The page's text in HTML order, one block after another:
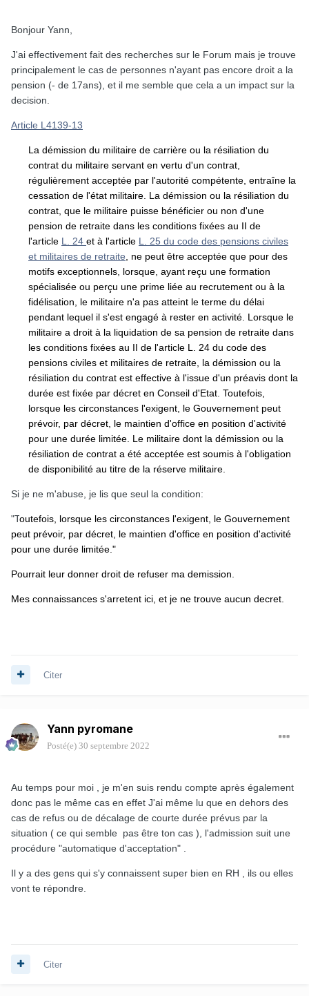
Bonjour Yann,
J'ai effectivement fait des recherches sur le Forum mais je trouve
principalement le cas de personnes n'ayant pas encore droit a la
pension (- de 17ans), et il me semble que cela a un impact sur la
decision.
Article L4139-13
La démission du militaire de carrière ou la résiliation du
contrat du militaire servant en vertu d'un contrat,
régulièrement acceptée par l'autorité compétente, entraîne la
cessation de l'état militaire. La démission ou la résiliation du
contrat, que le militaire puisse bénéficier ou non d'une
pension de retraite dans les conditions fixées au II de
l'article L. 24 et à l'article L. 25 du code des pensions civiles
et militaires de retraite , ne peut être acceptée que pour des
motifs exceptionnels, lorsque, ayant reçu une formation
spécialisée ou perçu une prime liée au recrutement ou à la
fidélisation, le militaire n'a pas atteint le terme du délai
pendant lequel il s'est engagé à rester en activité. Lorsque le
militaire a droit à la liquidation de sa pension de retraite dans
les conditions fixées au II de l'article L. 24 du code des
pensions civiles et militaires de retraite, la démission ou la
résiliation du contrat est effective à l'issue d'un préavis dont la
durée est fixée par décret en Conseil d'Etat. Toutefois,
lorsque les circonstances l'exigent, le Gouvernement peut
prévoir, par décret, le maintien d'office en position d'activité
pour une durée limitée. Le militaire dont la démission ou la
résiliation de contrat a été acceptée est soumis à l'obligation
de disponibilité au titre de la réserve militaire.
Si je ne m'abuse, je lis que seul la condition:
"Toutefois, lorsque les circonstances l'exigent, le Gouvernement
peut prévoir, par décret, le maintien d'office en position d'activité
pour une durée limitée."
Pourrait leur donner droit de refuser ma demission.
Mes connaissances s'arretent ici, et je ne trouve aucun decret.
Citer
Yann pyromane
Posté(e) 30 septembre 2022
Au temps pour moi , je m'en suis rendu compte après également
donc pas le même cas en effet J'ai même lu que en dehors des
cas de refus ou de décalage de courte durée prévus par la
situation ( ce qui semble pas être ton cas ), l'admission suit une
procédure "automatique d'acceptation" .
Il y a des gens qui s'y connaissent super bien en RH , ils ou elles
vont te répondre.
Citer